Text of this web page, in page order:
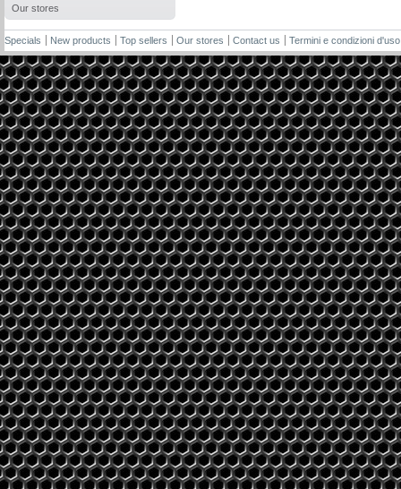
Our stores
Specials New products Top sellers Our stores Contact us Termini e condizioni d'uso